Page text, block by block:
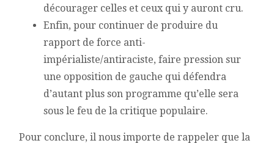
décourager celles et ceux qui y auront cru.
Enfin, pour continuer de produire du
rapport de force anti-
impérialiste/antiraciste, faire pression sur
une opposition de gauche qui défendra
d’autant plus son programme qu’elle sera
sous le feu de la critique populaire.
Pour conclure, il nous importe de rappeler que la